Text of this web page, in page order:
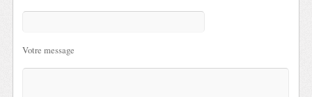
Votre message